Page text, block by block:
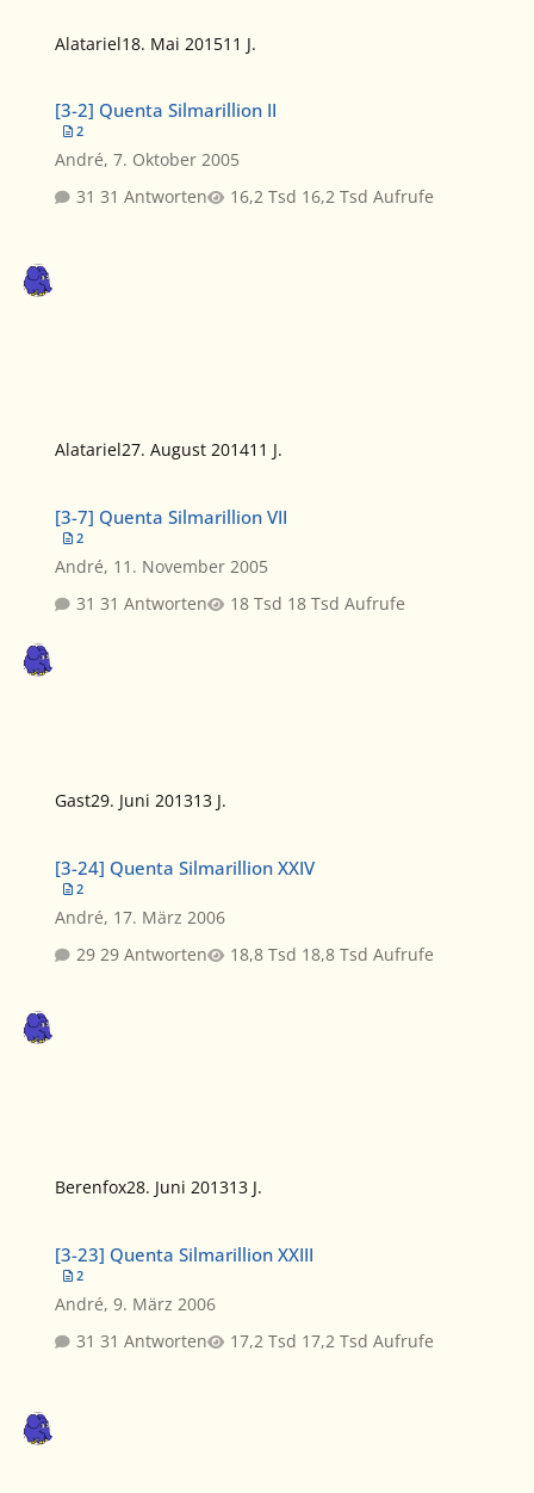
Alatariel18. Mai 201511 J.
[3-2] Quenta Silmarillion II
2
André,7. Oktober 2005
31 Antworten
16,2 Tsd Aufrufe
Alatariel27. August 201411 J.
[3-7] Quenta Silmarillion VII
2
André, 11. November 2005
31 Antworten
18 Tsd Aufrufe
Gast29. Juni 201313 J.
[3-24] Quenta Silmarillion XXIV
2
André, 17. März 2006
29 Antworten
18,8 Tsd Aufrufe
Berenfox28. Juni 201313 J.
[3-23] Quenta Silmarillion XXIII
2
André,9. März 2006
31 Antworten
17,2 Tsd Aufrufe